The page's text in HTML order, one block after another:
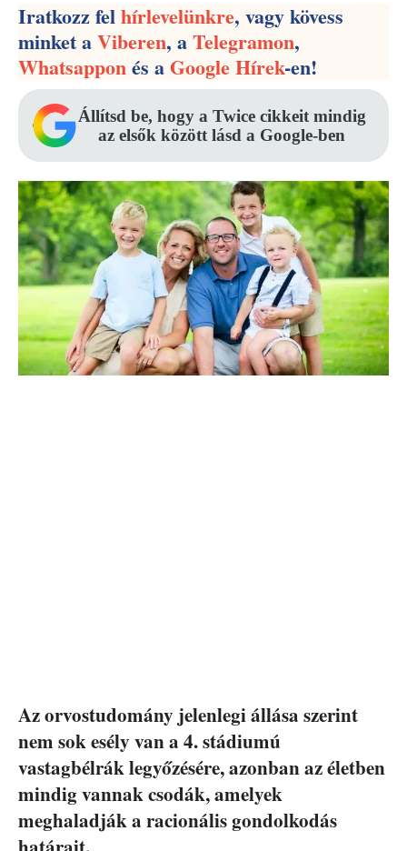
Iratkozz felhírlevelünkre, vagy kövess
minket aViberen, aTelegramon,
Whatsapponés aGoogle Hírek-en!
Állítsd be, hogy a Twice cikkeit mindig
az elsők között lásd a Google-ben
Az orvostudomány jelenlegi állása szerint
nem sok esély van a 4. stádiumú
vastagbélrák legyőzésére, azonban az életben
mindig vannak csodák, amelyek
meghaladják a racionális gondolkodás